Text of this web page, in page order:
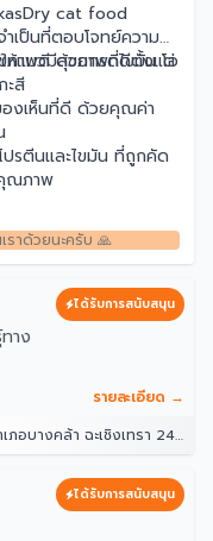
cat food
เป็นที่ตอบโจทย์ความ
ห้แมวมีสุขภาพที่ดีตั้งแต่
ภาพดี ด้วยกรดไขมัน โอ
ะสี
องเห็นที่ดี ด้วยคุณค่า
ปรตีนและไขมัน ที่ถูกคัด
ณภาพ
าด้วยนะครับ 🙏
ได้รับการสนับสนุน
าง
รายละเอียด →
างคล้า ฉะเชิงเทรา 24110
ได้รับการสนับสนุน